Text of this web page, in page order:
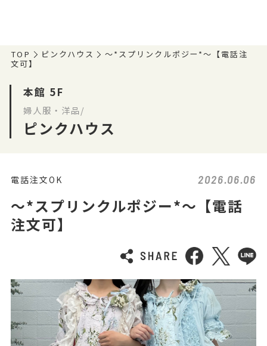
TOP ピンクハウス
〜*スプリンクルポジー*〜【電話注
文可】
本館 5F
婦人服・洋品/
ピンクハウス
電話注文OK 2026.06.06
〜*スプリンクルポジー*〜【電話
注文可】